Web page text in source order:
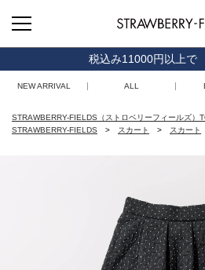
税込み11000円以上で
NEW ARRIVAL ALL
STRAWBERRY-FIELDS（ストロベリーフィールズ）
STRAWBERRY-FIELDS
スカート スカート